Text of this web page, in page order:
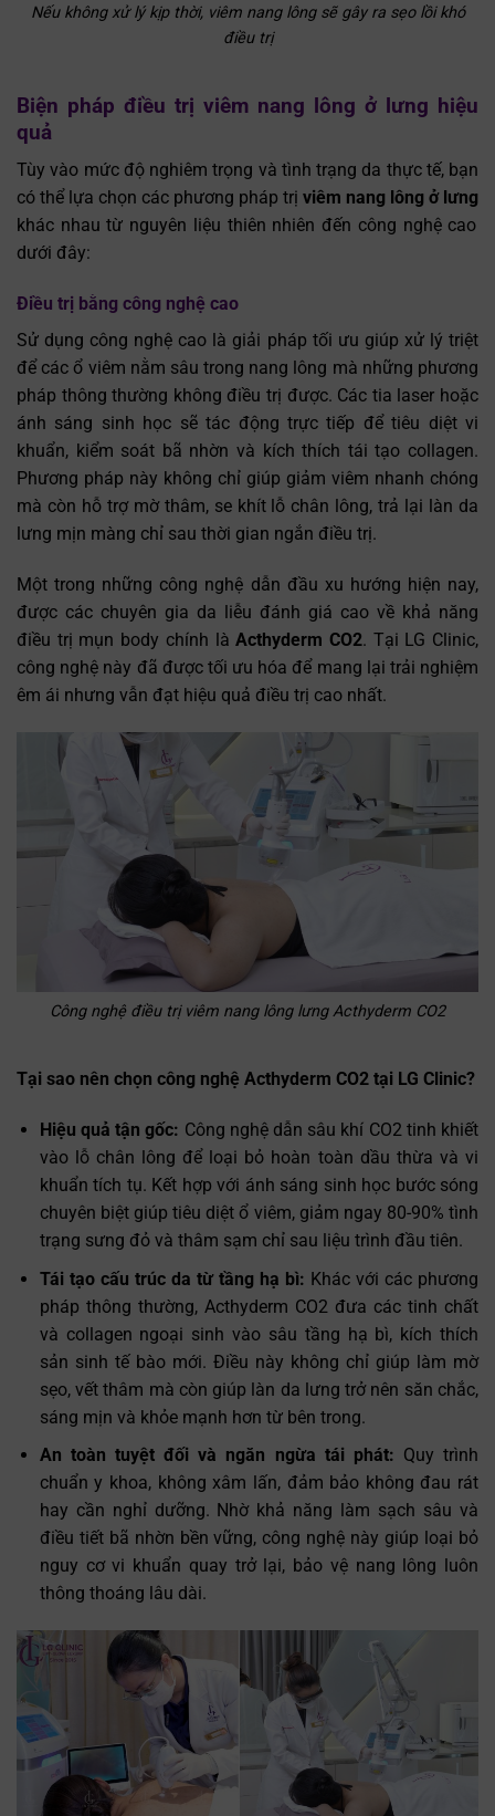
Nếu không xử lý kịp thời, viêm nang lông sẽ gây ra sẹo lồi khó
điều trị
Biện pháp điều trị viêm nang lông ở lưng hiệu
quả
Tùy vào mức độ nghiêm trọng và tình trạng da thực tế, bạn
có thể lựa chọn các phương pháp trị viêm nang lông ở lưng
khác nhau từ nguyên liệu thiên nhiên đến công nghệ cao
dưới đây:
Điều trị bằng công nghệ cao
Sử dụng công nghệ cao là giải pháp tối ưu giúp xử lý triệt
để các ổ viêm nằm sâu trong nang lông mà những phương
pháp thông thường không điều trị được. Các tia laser hoặc
ánh sáng sinh học sẽ tác động trực tiếp để tiêu diệt vi
khuẩn, kiểm soát bã nhờn và kích thích tái tạo collagen.
Phương pháp này không chỉ giúp giảm viêm nhanh chóng
mà còn hỗ trợ mờ thâm, se khít lỗ chân lông, trả lại làn da
lưng mịn màng chỉ sau thời gian ngắn điều trị.
Một trong những công nghệ dẫn đầu xu hướng hiện nay,
được các chuyên gia da liễu đánh giá cao về khả năng
điều trị mụn body chính làActhyderm CO2. Tại LG Clinic,
công nghệ này đã được tối ưu hóa để mang lại trải nghiệm
êm ái nhưng vẫn đạt hiệu quả điều trị cao nhất.
Công nghệ điều trị viêm nang lông lưng Acthyderm CO2
Tại sao nên chọn công nghệ Acthyderm CO2 tại LG Clinic?
Hiệu quả tận gốc: Công nghệ dẫn sâu khí CO2 tinh khiết
vào lỗ chân lông để loại bỏ hoàn toàn dầu thừa và vi
khuẩn tích tụ. Kết hợp với ánh sáng sinh học bước sóng
chuyên biệt giúp tiêu diệt ổ viêm, giảm ngay 80-90% tình
trạng sưng đỏ và thâm sạm chỉ sau liệu trình đầu tiên.
Tái tạo cấu trúc da từ tầng hạ bì: Khác với các phương
pháp thông thường, Acthyderm CO2 đưa các tinh chất
và collagen ngoại sinh vào sâu tầng hạ bì, kích thích
sản sinh tế bào mới. Điều này không chỉ giúp làm mờ
sẹo, vết thâm mà còn giúp làn da lưng trở nên săn chắc,
sáng mịn và khỏe mạnh hơn từ bên trong.
An toàn tuyệt đối và ngăn ngừa tái phát: Quy trình
chuẩn y khoa, không xâm lấn, đảm bảo không đau rát
hay cần nghỉ dưỡng. Nhờ khả năng làm sạch sâu và
điều tiết bã nhờn bền vững, công nghệ này giúp loại bỏ
nguy cơ vi khuẩn quay trở lại, bảo vệ nang lông luôn
thông thoáng lâu dài.